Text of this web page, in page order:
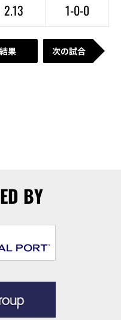
2.13 1-0-0
果 次の試合
BY